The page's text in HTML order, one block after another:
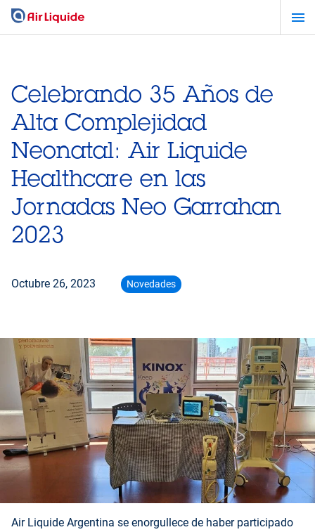
Pasar
Celebrando 35 Años de
Alta Complejidad
Neonatal: Air Liquide
Healthcare en las
Jornadas Neo Garrahan
2023
Octubre 26, 2023 Novedades
Air Liquide Argentina se enorgullece de haber participado